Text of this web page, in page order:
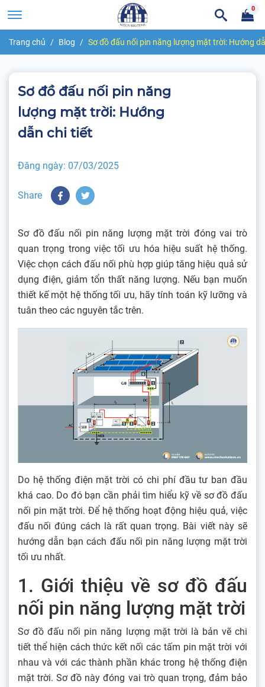
Trang chủ Blog Sơ đồ đấu nối pin năng lượng mặt trời: Hướng
Sơ đồ đấu nối pin năng
lượng mặt trời: Hướng
dẫn chi tiết
Đăng ngày: 07/03/2025
Share
Sơ đồ đấu nối pin năng lượng mặt trời đóng vai trò
quan trọng trong việc tối ưu hóa hiệu suất hệ thống.
Việc chọn cách đấu nối phù hợp giúp tăng hiệu quả sử
dụng điện, giảm tổn thất năng lượng. Nếu bạn muốn
thiết kế một hệ thống tối ưu, hãy tính toán kỹ lưỡng và
tuân theo các nguyên tắc trên.
Do hệ thống điện mặt trời có chi phí đầu tư ban đầu
khá cao. Do đó bạn cần phải tìm hiểu kỹ về sơ đồ đấu
nối pin mặt trời. Để hệ thống hoạt động hiệu quả, việc
đấu nối đúng cách là rất quan trọng. Bài viết này sẽ
hướng dẫn bạn cách đấu nối pin năng lượng mặt trời
tối ưu nhất.
1. Giới thiệu về sơ đồ đấu
nối pin năng lượng mặt trời
Sơ đồ đấu nối pin năng lượng mặt trời là bản vẽ chi
tiết thể hiện cách thức kết nối các tấm pin mặt trời với
nhau và với các thành phần khác trong hệ thống điện
mặt trời. Sơ đồ này đóng vai trò quan trọng, đảm bảo
0